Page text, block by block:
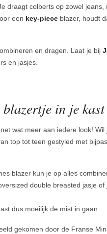
draagt colberts op zowel jeans,
een key-piece blazer, houdt
en dragen. Laat je bij
en jasjes.
blazertje in je kast
wat meer aan iedere look! Wil
top tot teen gestyled met
blazer kun je op alles
double breasted jasje of
dus moeilijk de mist in gaan.
gekomen door de Franse